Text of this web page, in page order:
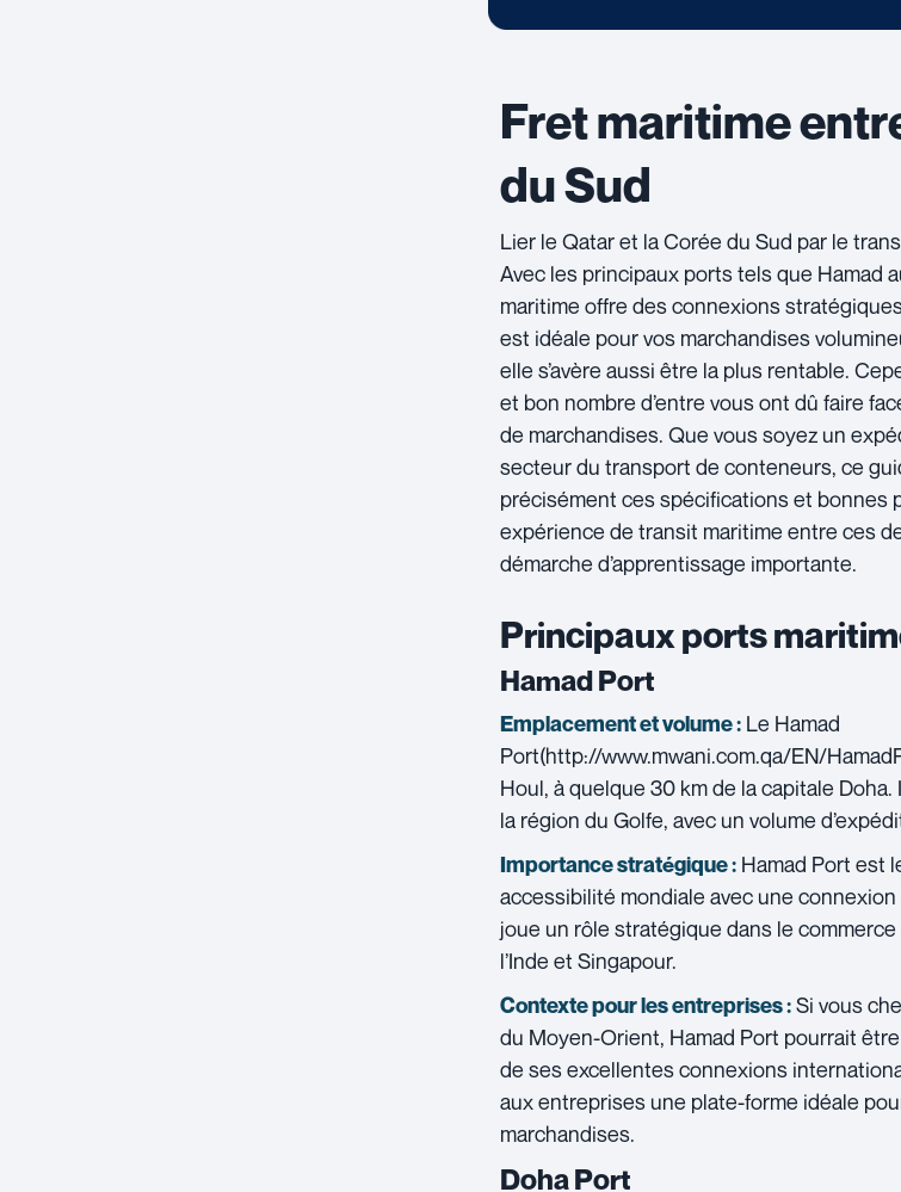
Fret maritime
du Sud
Lier le Qatar et la Corée du Sud par le
Avec les principaux ports tels que Hamad
maritime offre des connexions
est idéale pour vos marchandises
elle s’avère aussi être la plus rentable.
et bon nombre d’entre vous ont dû faire
de marchandises. Que vous soyez un
secteur du transport de conteneurs, ce
précisément ces spécifications et bonnes
expérience de transit maritime entre ces
démarche d’apprentissage importante.
Principaux ports
Hamad Port
Emplacement et volume : Le Hamad
Port(http://www.mwani.com.qa/EN/
Houl, à quelque 30 km de la capitale
la région du Golfe, avec un volume
Importance stratégique : Hamad Port est
accessibilité mondiale avec une
joue un rôle stratégique dans le
l’Inde et Singapour.
Contexte pour les entreprises :Si vous
du Moyen-Orient, Hamad Port pourrait
de ses excellentes connexions
aux entreprises une plate-forme idéale
marchandises.
Doha Port